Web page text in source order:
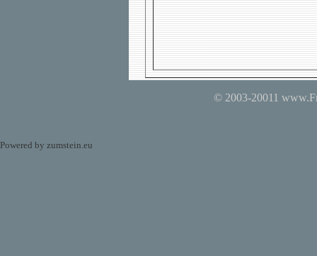
© 2003-20011
Powered by zumstein.eu